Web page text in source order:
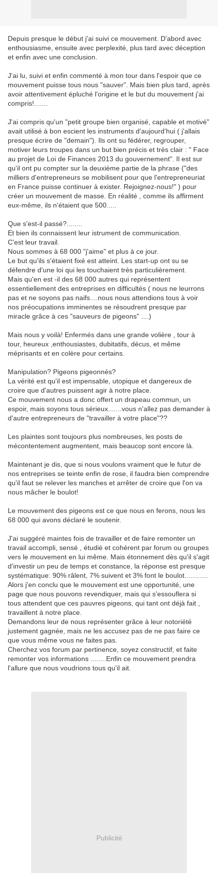
Depuis presque le début j'ai suivi ce mouvement. D'abord avec
enthousiasme, ensuite avec perplexité, plus tard avec déception
et enfin avec une conclusion.
J'ai lu, suivi et enfin commenté à mon tour dans l'espoir que ce
mouvement puisse tous nous "sauver". Mais bien plus tard, après
avoir attentivement épluché l'origine et le but du mouvement j'ai
compris!.......
J'ai compris qu'un "petit groupe bien organisé, capable et motivé"
avait utilisé à bon escient les instruments d'aujourd'hui ( j'allais
presque écrire de "demain"). Ils ont su fédérer, regrouper,
motiver leurs troupes dans un but bien précis et très clair : " Face
au projet de Loi de Finances 2013 du gouvernement". Il est sur
qu'il ont pu compter sur la deuxième partie de la phrase ("des
milliers d'entrepreneurs se mobilisent pour que l'entrepreneuriat
en France puisse continuer à exister. Rejoignez-nous!" ) pour
créer un mouvement de masse. En réalité , comme ils affirment
eux-même, ils n'étaient que 500.....
Que s'est-il passé?........
Et bien ils connaissent leur istrument de communication.
C'est leur travail.
Nous sommes à 68 000 "j'aime" et plus à ce jour.
Le but qu'ils s'étaient fixé est atteint. Les start-up ont su se
défendre d'une loi qui les touchaient très particulièrement.
Mais qu'en est -il des 68 000 autres qui représentent
essentiellement des entreprises en difficultés ( nous ne leurrons
pas et ne soyons pas naifs....nous nous attendions tous à voir
nos préocupations imminentes se résoudrent presque par
miracle grâce à ces "sauveurs de pigeons" ....)
Mais nous y voilà! Enfermés dans une grande volière , tour à
tour, heureux ,enthousiastes, dubitatifs, décus, et même
méprisants et en colère pour certains.
Manipulation? Pigeons pigeonnés?
La vérité est qu'il est impensable, utopique et dangereux de
croire que d'autres puissent agir à notre place.
Ce mouvement nous a donc offert un drapeau commun, un
espoir, mais soyons tous sérieux.......vous n'allez pas demander à
d'autre entrepreneurs de "travailler à votre place"??
Les plaintes sont toujours plus nombreuses, les posts de
mécontentement augmentent, mais beaucop sont encore là.
Maintenant je dis, que si nous voulons vraiment que le futur de
nos entreprises se teinte enfin de rose, il faudra bien comprendre
qu'il faut se relever les manches et arrêter de croire que l'on va
nous mâcher le boulot!
Le mouvement des pigeons est ce que nous en ferons, nous les
68 000 qui avons déclaré le soutenir.
J'ai suggéré maintes fois de travailler et de faire remonter un
travail accompli, sensé , étudié et cohérent par forum ou groupes
vers le mouvement en lui même. Mais étonnement dès qu'il s'agit
d'investir un peu de temps et constance, la réponse est presque
systématique: 90% râlent, 7% suivent et 3% font le boulot............
Alors j'en conclu que le mouvement est une opportunité, une
page que nous pouvons revendiquer, mais qui s'essouflera si
tous attendent que ces pauvres pigeons, qui tant ont déjà fait ,
travaillent à notre place.
Demandons leur de nous représenter grâce à leur notoriété
justement gagnée, mais ne les accusez pas de ne pas faire ce
que vous même vous ne faites pas.
Cherchez vos forum par pertinence, soyez constructif, et faite
remonter vos informations ........Enfin ce mouvement prendra
l'allure que nous voudrions tous qu'il ait.
Publicité